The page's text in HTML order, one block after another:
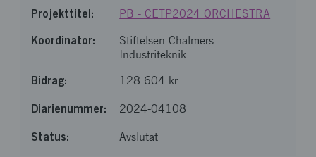
PB - CETP2024 ORCHESTRA
Stiftelsen Chalmers
Industriteknik
128 604 kr
2024-04108
Avslutat